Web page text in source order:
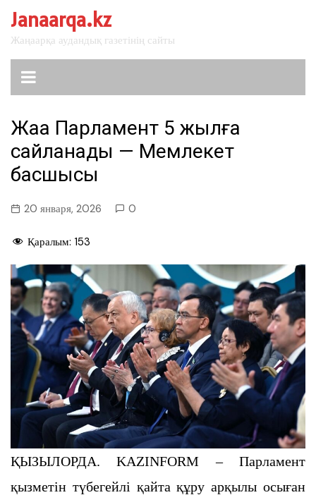
содержанию
Janaarqa.kz
Жаңаарқа аудандық газетінің сайты
Жаңа Парламент 5 жылға
сайланады — Мемлекет
басшысы
20 января, 2026 0
Қаралым: 153
ҚЫЗЫЛОРДА. KAZINFORM – Парламент
қызметін түбегейлі қайта құру арқылы осыған